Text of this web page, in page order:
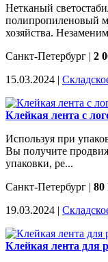
Нетканый
полипропиленовый
хозяйства.
Санкт-Петербург | 2
15.03.2024 |
Клейкая лента с
Используя при
Вы получите
упаковки, ре...
Санкт-Петербург | 80
19.03.2024 |
Клейкая лента для